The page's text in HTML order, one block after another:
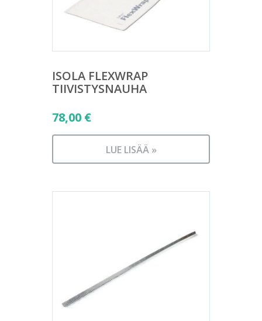
ISOLA FLEXWRAP
TIIVISTYSNAUHA
78,00 €
LUE LISÄÄ »